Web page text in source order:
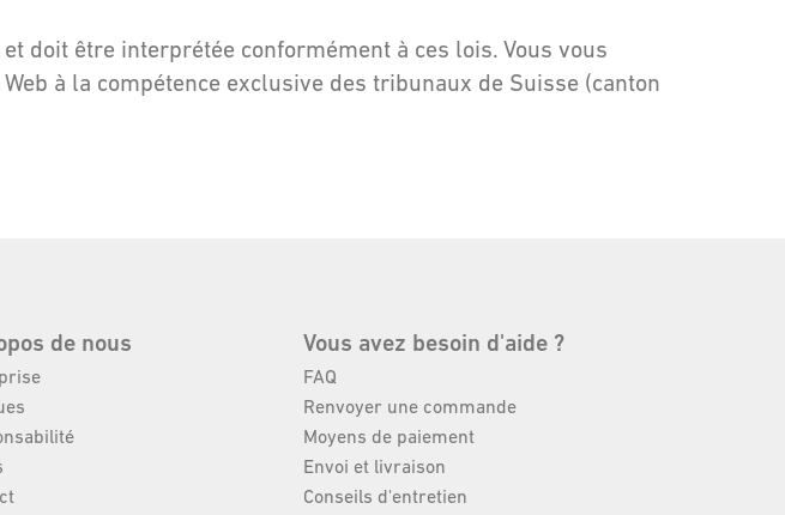
doit être interprétée conformément à ces lois. Vous vous
à la compétence exclusive des tribunaux de Suisse (canton
de nous Vous avez besoin d'aide ?
FAQ
Renvoyer une commande
Moyens de paiement
Envoi et livraison
Conseils d'entretien